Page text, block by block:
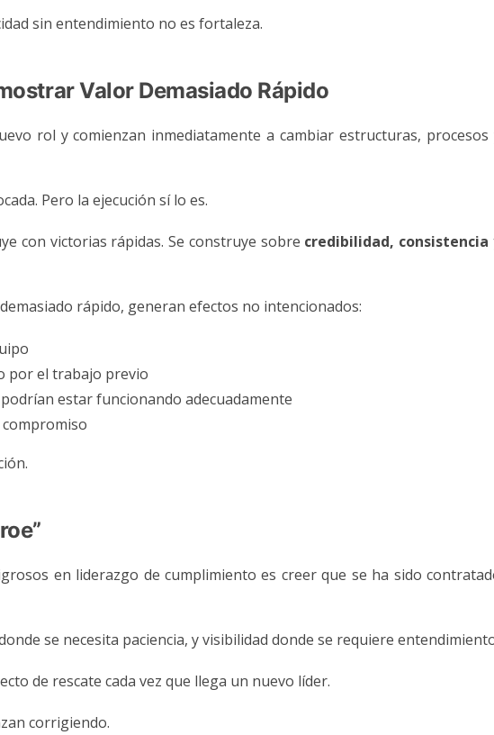
sin entendimiento no es fortaleza.
Valor Demasiado Rápido
rol y comienzan inmediatamente a cambiar estructuras, procesos
Pero la ejecución sí lo es.
con victorias rápidas. Se construye sobre credibilidad, consistencia
rápido, generan efectos no intencionados:
por el trabajo previo
estar funcionando adecuadamente
en liderazgo de cumplimiento es creer que se ha sido
se necesita paciencia, y visibilidad donde se requiere
de rescate cada vez que llega un nuevo líder.
corrigiendo.